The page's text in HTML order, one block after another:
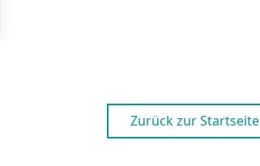
Zurück zur Startseite